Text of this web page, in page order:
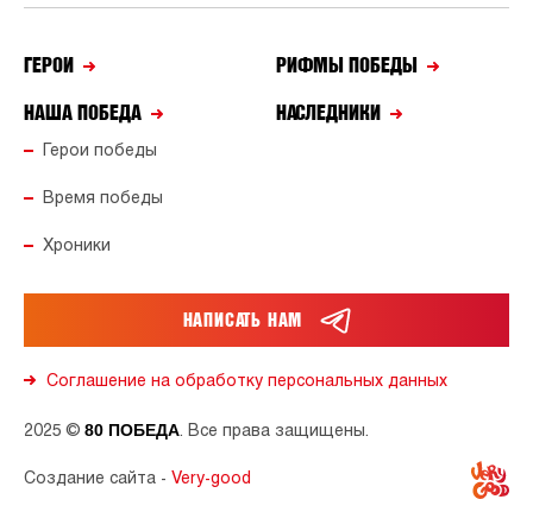
ГЕРОИ
НАША ПОБЕДА
Герои победы
Время победы
Хроники
РИФМЫ ПОБЕДЫ
НАСЛЕДНИКИ
НАПИСАТЬ НАМ
Соглашение на обработку персональных данных
2025 © 80 ПОБЕДА. Все права защищены.
Создание сайта - Very-good